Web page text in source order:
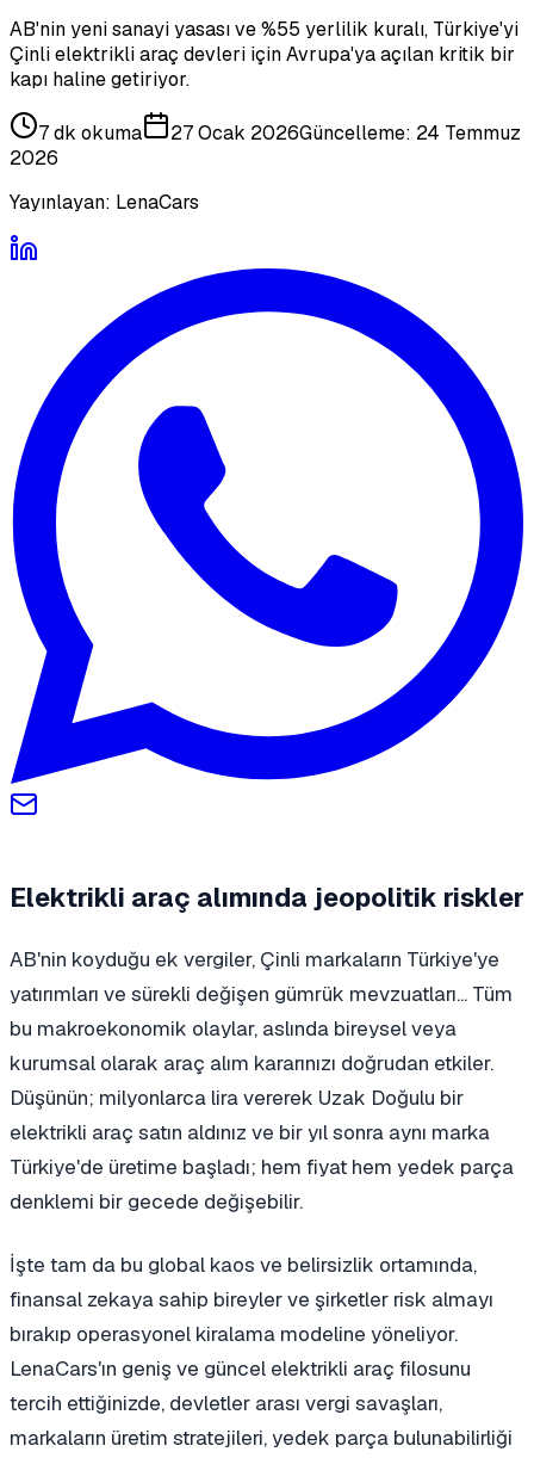
AB'nin yeni sanayi yasası ve %55 yerlilik kuralı, Türkiye'yi
Çinli elektrikli araç devleri için Avrupa'ya açılan kritik bir
kapı haline getiriyor.
7 dk okuma 27 Ocak 2026Güncelleme: 24 Temmuz
2026
Yayınlayan: LenaCars
Elektrikli araç alımında jeopolitik riskler
AB'nin koyduğu ek vergiler, Çinli markaların Türkiye'ye
yatırımları ve sürekli değişen gümrük mevzuatları... Tüm
bu makroekonomik olaylar, aslında bireysel veya
kurumsal olarak araç alım kararınızı doğrudan etkiler.
Düşünün; milyonlarca lira vererek Uzak Doğulu bir
elektrikli araç satın aldınız ve bir yıl sonra aynı marka
Türkiye'de üretime başladı; hem fiyat hem yedek parça
denklemi bir gecede değişebilir.
İşte tam da bu global kaos ve belirsizlik ortamında,
finansal zekaya sahip bireyler ve şirketler risk almayı
bırakıp operasyonel kiralama modeline yöneliyor.
LenaCars'ın geniş ve güncel elektrikli araç filosunu
tercih ettiğinizde, devletler arası vergi savaşları,
markaların üretim stratejileri, yedek parça bulunabilirliği